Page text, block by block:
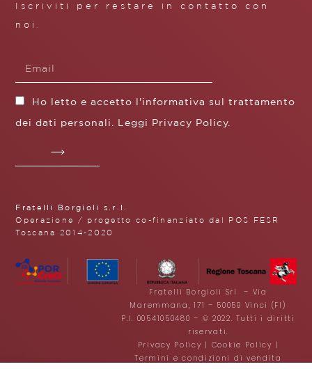
Iscriviti per restare in contatto con
noi.
Ho letto e accetto l'informativa sul trattamento
dei dati personali. Leggi Privacy Policy
Fratelli Borgioli s.r.l.
Operazione / progetto co-finanziato dal POS FESR
Toscana 2014-2020
Fratelli Borgioli Srl – Via
Maremmana, 171 – 50059 Vinci (FI)
P.I. 00541050480 – © 2022. Tutti i diritti
riservati.
Privacy Policy | Cookie Policy |
Termini e condizioni di vendita